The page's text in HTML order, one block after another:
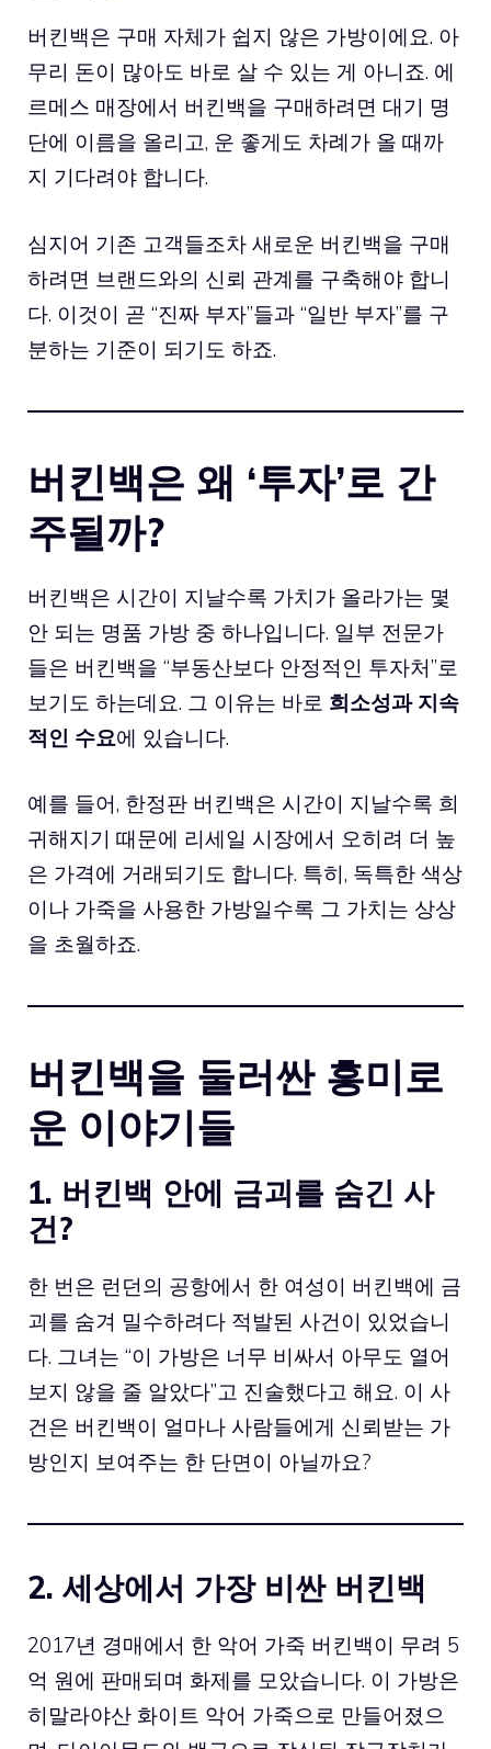
버킨백은 구매 자체가 쉽지 않은 가방이에요. 아
무리 돈이 많아도 바로 살 수 있는 게 아니죠. 에
르메스 매장에서 버킨백을 구매하려면 대기 명
단에 이름을 올리고, 운 좋게도 차례가 올 때까
지 기다려야 합니다.
심지어 기존 고객들조차 새로운 버킨백을 구매
하려면 브랜드와의 신뢰 관계를 구축해야 합니
다. 이것이 곧 “진짜 부자”들과 “일반 부자”를 구
분하는 기준이 되기도 하죠.
버킨백은 왜 ‘투자’로 간
주될까?
버킨백은 시간이 지날수록 가치가 올라가는 몇
안 되는 명품 가방 중 하나입니다. 일부 전문가
들은 버킨백을 “부동산보다 안정적인 투자처”로
보기도 하는데요. 그 이유는 바로 희소성과 지속
적인 수요에 있습니다.
예를 들어, 한정판 버킨백은 시간이 지날수록 희
귀해지기 때문에 리세일 시장에서 오히려 더 높
은 가격에 거래되기도 합니다. 특히, 독특한 색상
이나 가죽을 사용한 가방일수록 그 가치는 상상
을 초월하죠.
버킨백을 둘러싼 흥미로
운 이야기들
1. 버킨백 안에 금괴를 숨긴 사
건?
한 번은 런던의 공항에서 한 여성이 버킨백에 금
괴를 숨겨 밀수하려다 적발된 사건이 있었습니
다. 그녀는 “이 가방은 너무 비싸서 아무도 열어
보지 않을 줄 알았다”고 진술했다고 해요. 이 사
건은 버킨백이 얼마나 사람들에게 신뢰받는 가
방인지 보여주는 한 단면이 아닐까요?
2. 세상에서 가장 비싼 버킨백
2017년 경매에서 한 악어 가죽 버킨백이 무려 5
억 원에 판매되며 화제를 모았습니다. 이 가방은
히말라야산 화이트 악어 가죽으로 만들어졌으